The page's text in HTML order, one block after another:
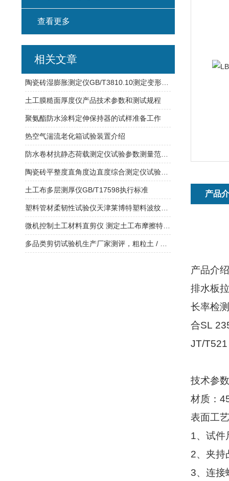
产品
产品介
排水板
长率检
合SL
JT/T521
技术参
材质：
表面工
1、试件
2、夹持
3、连接
查看更多
相关文章
土工膜糙面厚度仪产品技术参数和测试规程
聚氨酯防水涂料定伸保持器的试样准备工作
热空气湍流老化箱试验装置介绍
土工布多层测厚仪GB/T17598执行标准